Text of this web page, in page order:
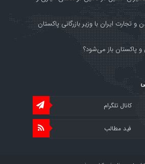
تجارت ایران با وزیر بازرگانی پاکستان
و پاکستان باز می‌شود؟
کانال تلگرام
فید مطالب